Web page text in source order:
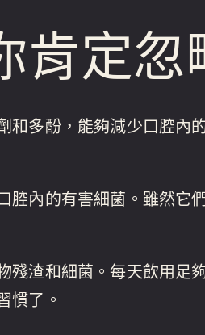
肯定忽
和多酚，能夠減少口腔內
腔內的有害細菌。雖然它
殘渣和細菌。每天飲用足
慣了。